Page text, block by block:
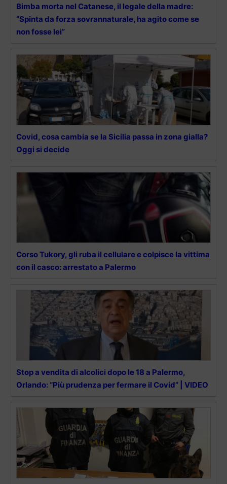
Bimba morta nel Catanese, il legale della madre:
“Spinta da forza sovrannaturale, ha agito come se
non fosse lei”
Covid, cosa cambia se la Sicilia passa in zona gialla?
Oggi si decide
Corso Tukory, gli ruba il cellulare e colpisce la vittima
con il casco: arrestato a Palermo
Stop a vendita di alcolici dopo le 18 a Palermo,
Orlando: “Più prudenza per fermare il Covid” | VIDEO